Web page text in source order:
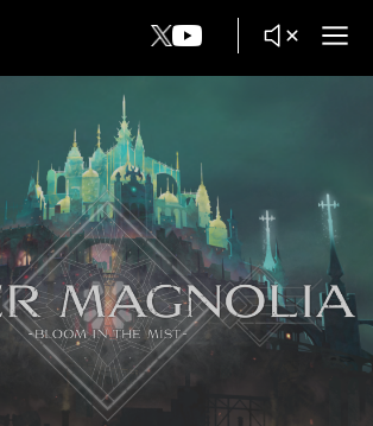
STORY
GAMEPLAY
SPEC